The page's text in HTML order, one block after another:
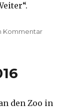
Kommentarzu
Perth
den Zoo in